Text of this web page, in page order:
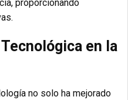
proporcionando
en la
no solo ha mejorado